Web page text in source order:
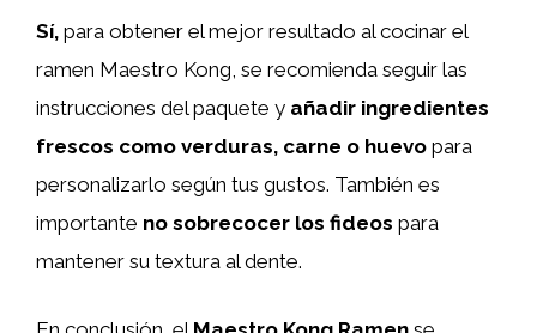
Sí, para obtener el mejor resultado al cocinar el
ramen Maestro Kong, se recomienda seguir las
instrucciones del paquete y añadir ingredientes
frescos como verduras, carne o huevo para
personalizarlo según tus gustos. También es
importante no sobrecocer los fideos para
mantener su textura al dente.